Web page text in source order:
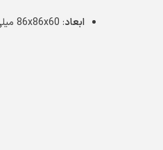
ابعاد: 86x86x60 میلی‌متر